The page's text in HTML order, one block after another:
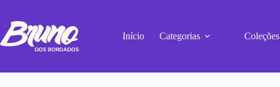
Início Categorias Coleções